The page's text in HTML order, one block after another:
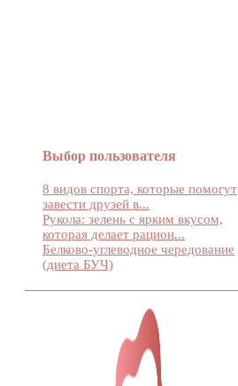
Выбор пользователя
8 видов спорта, которые помогут
завести друзей в...
Рукола: зелень с ярким вкусом,
которая делает рацион...
Белково-углеводное чередование
(диета БУЧ)